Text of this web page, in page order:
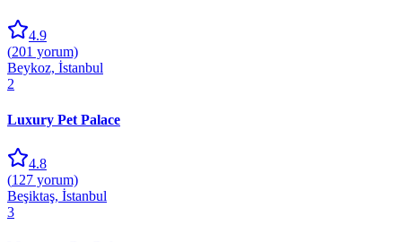
4.9
(201 yorum)
Beykoz, İstanbul
2
Luxury Pet Palace
4.8
(127 yorum)
Beşiktaş, İstanbul
3